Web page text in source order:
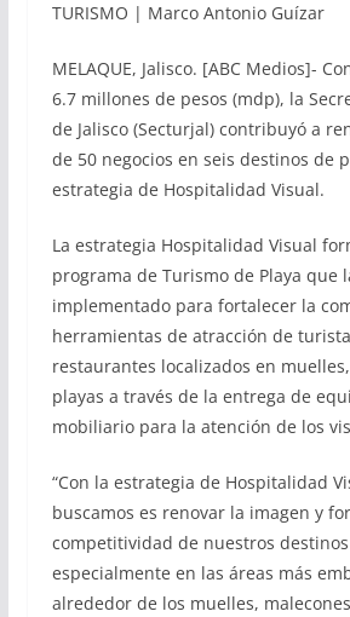
TURISMO | Marco Antonio Guízar
MELAQUE, Jalisco. [ABC Medios]-
6.7 millones de pesos (mdp), la
de Jalisco (Secturjal) contribuyó a
de 50 negocios en seis destinos de
estrategia de Hospitalidad Visual.
La estrategia Hospitalidad Visual
programa de Turismo de Playa que
implementado para fortalecer la
herramientas de atracción de
restaurantes localizados en
playas a través de la entrega de
mobiliario para la atención de los
“Con la estrategia de Hospitalidad
buscamos es renovar la imagen y
competitividad de nuestros
especialmente en las áreas más
alrededor de los muelles,